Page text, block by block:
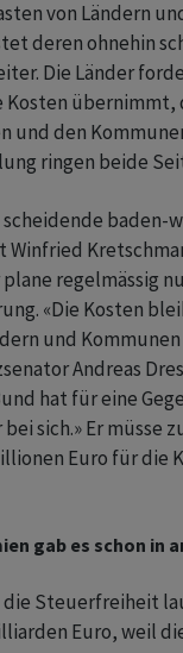
von Ländern
deren ohnehin
Die Länder
übernimmt,
und den
ringen beide
scheidende
Winfried
regelmässig
«Die Kosten
und Kommunen
Andreas
hat für eine
sich.» Er müsse
Euro für die
gab es schon in
die Steuerfreiheit
Euro, weil